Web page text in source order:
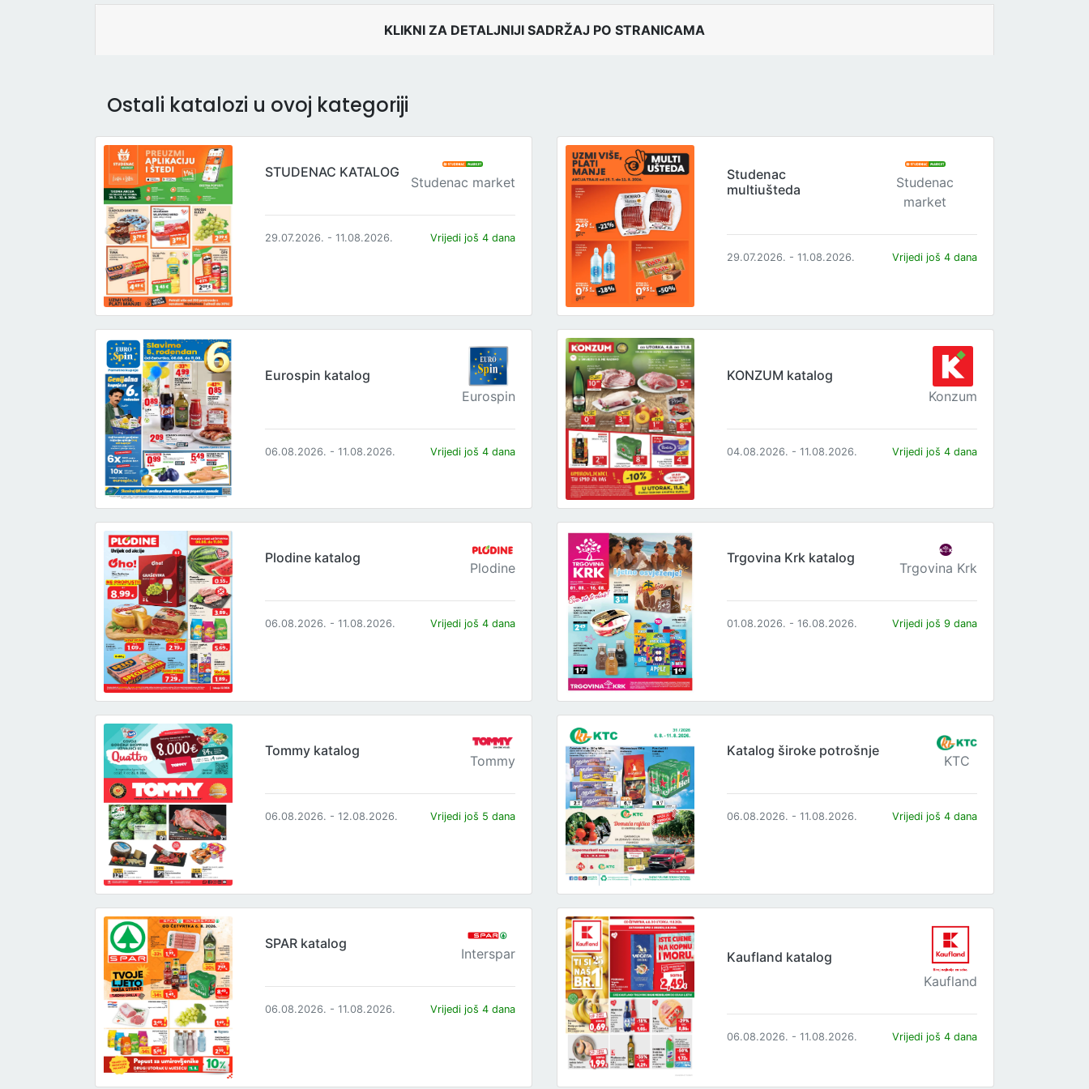
KLIKNI ZA DETALJNIJI SADRŽAJ PO STRANICAMA
Ostali katalozi u ovoj kategoriji
STUDENAC KATALOG
Studenac market
29.07.2026. - 11.08.2026. Vrijedi još 4 dana
Studenac
multiušteda
Studenac
market
29.07.2026. - 11.08.2026. Vrijedi još 4 dana
Eurospin katalog
Eurospin
06.08.2026. - 11.08.2026. Vrijedi još 4 dana
KONZUM katalog
Konzum
04.08.2026. - 11.08.2026. Vrijedi još 4 dana
Plodine katalog
Plodine
06.08.2026. - 11.08.2026. Vrijedi još 4 dana
Trgovina Krk katalog
Trgovina Krk
01.08.2026. - 16.08.2026. Vrijedi još 9 dana
Tommy katalog
Tommy
06.08.2026. - 12.08.2026. Vrijedi još 5 dana
Katalog široke potrošnje
KTC
06.08.2026. - 11.08.2026. Vrijedi još 4 dana
SPAR katalog
Interspar
06.08.2026. - 11.08.2026. Vrijedi još 4 dana
Kaufland katalog
Kaufland
06.08.2026. - 11.08.2026. Vrijedi još 4 dana